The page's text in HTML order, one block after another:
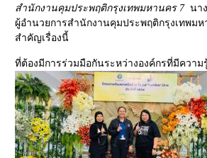
สำนักงานคุมประพฤติกรุงเทพมหานคร 7นาง
ผู้อำนวยการสำนักงานคุมประพฤติกรุงเทพมห
สำคัญเรื่องนี้
ที่ต้องมีการร่วมมือกันระหว่างองค์กรที่มีควา